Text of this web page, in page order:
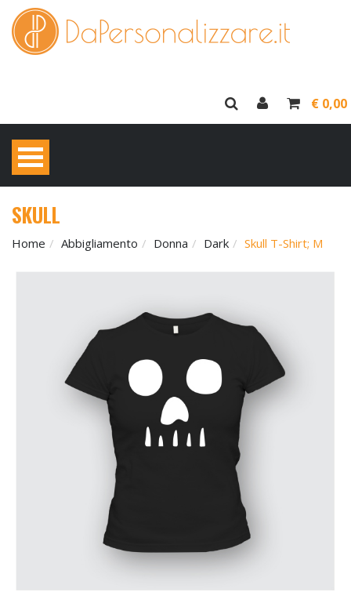
€ 0,00
SKULL
Home Abbigliamento Donna Dark Skull T-Shirt; M